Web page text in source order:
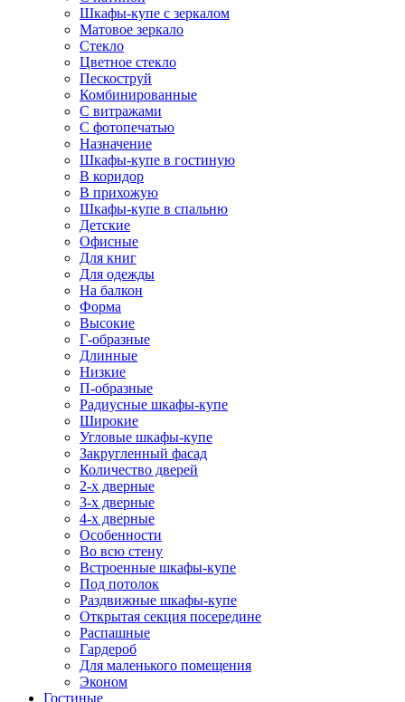
Шкафы-купе с зеркалом
Матовое зеркало
Стекло
Цветное стекло
Пескоструй
Комбинированные
С витражами
С фотопечатью
Назначение
Шкафы-купе в гостиную
В коридор
В прихожую
Шкафы-купе в спальню
Детские
Офисные
Для книг
Для одежды
На балкон
Форма
Высокие
Г-образные
Длинные
Низкие
П-образные
Радиусные шкафы-купе
Широкие
Угловые шкафы-купе
Закругленный фасад
Количество дверей
2-х дверные
3-х дверные
4-х дверные
Особенности
Во всю стену
Встроенные шкафы-купе
Под потолок
Раздвижные шкафы-купе
Открытая секция посередине
Распашные
Гардероб
Для маленького помещения
Эконом
Гостиные